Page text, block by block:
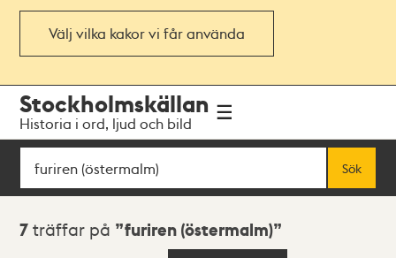
Välj vilka kakor vi får använda
navigationen
huvudinnehållet
Stockholmskällan
Historia i ord, ljud och bild
Sök
Sök
Sökresultat
7 träffar på furiren (östermalm)